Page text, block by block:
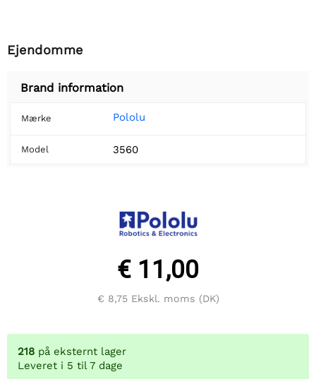
Ejendomme
Brand information
Mærke Pololu
Model 3560
€ 11,00
€ 8,75Ekskl. moms (DK)
218 på eksternt lager
Leveret i 5 til 7 dage